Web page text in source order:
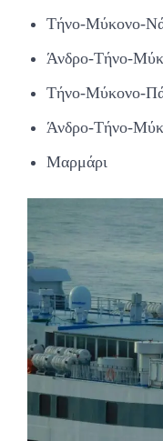
Τήνο-Μύκονο-
Άνδρο-Τήνο-
Τήνο-Μύκονο-
Άνδρο-Τήνο-
Μαρμάρι